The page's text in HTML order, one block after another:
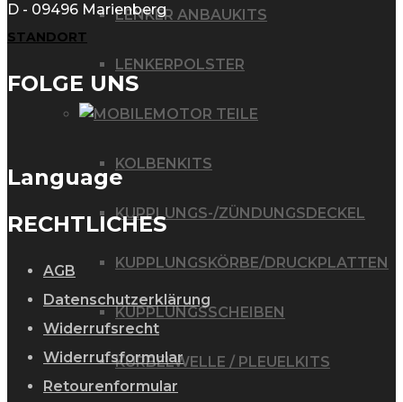
LENKER ANBAUKITS
LENKERPOLSTER
MOTOR TEILE
KOLBENKITS
KUPPLUNGS-/ZÜNDUNGSDECKEL
KUPPLUNGSKÖRBE/DRUCKPLATTEN
KUPPLUNGSSCHEIBEN
KURBELWELLE / PLEUELKITS
D - 09496 Marienberg
STANDORT
FOLGE UNS
Language
RECHTLICHES
AGB
Datenschutzerklärung
Widerrufsrecht
Widerrufsformular
Retourenformular